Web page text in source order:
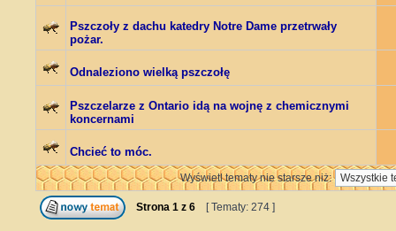
Pszczoły z dachu katedry Notre Dame przetrwały
pożar.
Odnaleziono wielką pszczołę
Pszczelarze z Ontario idą na wojnę z chemicznymi
koncernami
Chcieć to móc.
Wyświetl tematy nie starsze niż:
Strona 1 z 6 [ Tematy: 274 ]